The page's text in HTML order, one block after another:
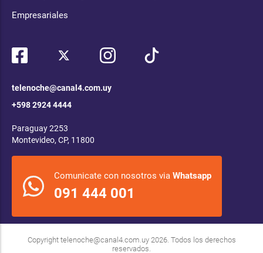
Empresariales
telenoche@canal4.com.uy
+598 2924 4444
Paraguay 2253
Montevideo, CP, 11800
Comunicate con nosotros via Whatsapp
091 444 001
Copyright telenoche@canal4.com.uy2026. Todos los derechos
reservados.